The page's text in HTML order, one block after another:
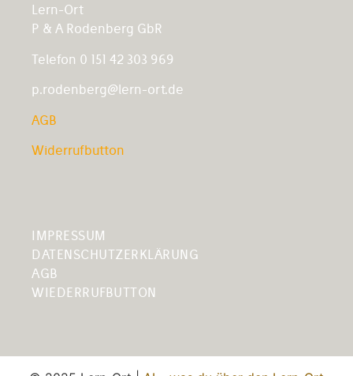
Lern-Ort
P & A Rodenberg GbR
Telefon 0 151 42 303 969
p.rodenberg@lern-ort.de
AGB
Widerrufbutton
IMPRESSUM
DATENSCHUTZERKLÄRUNG
AGB
WIEDERRUFBUTTON